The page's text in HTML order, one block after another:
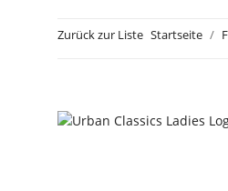
Zurück zur Liste Startseite